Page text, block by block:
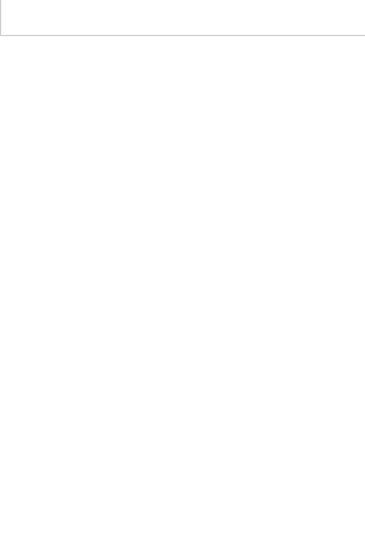
Glace vanille (Recette